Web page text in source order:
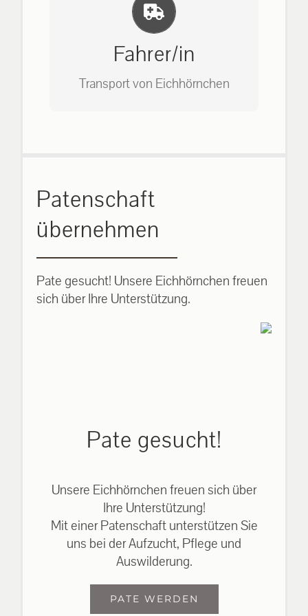
Bitte unter unserem Büro anrufen
auf: 0162-7909946
Fahrer/in
Transport von Eichhörnchen
auf: 0162-7909946
Patenschaft
übernehmen
Pate gesucht! Unsere Eichhörnchen freuen
sich über Ihre Unterstützung.
Pate gesucht!
Unsere Eichhörnchen freuen sich über
Ihre Unterstützung!
Mit einer Patenschaft unterstützen Sie
uns bei der Aufzucht, Pflege und
Auswilderung.
PATE WERDEN